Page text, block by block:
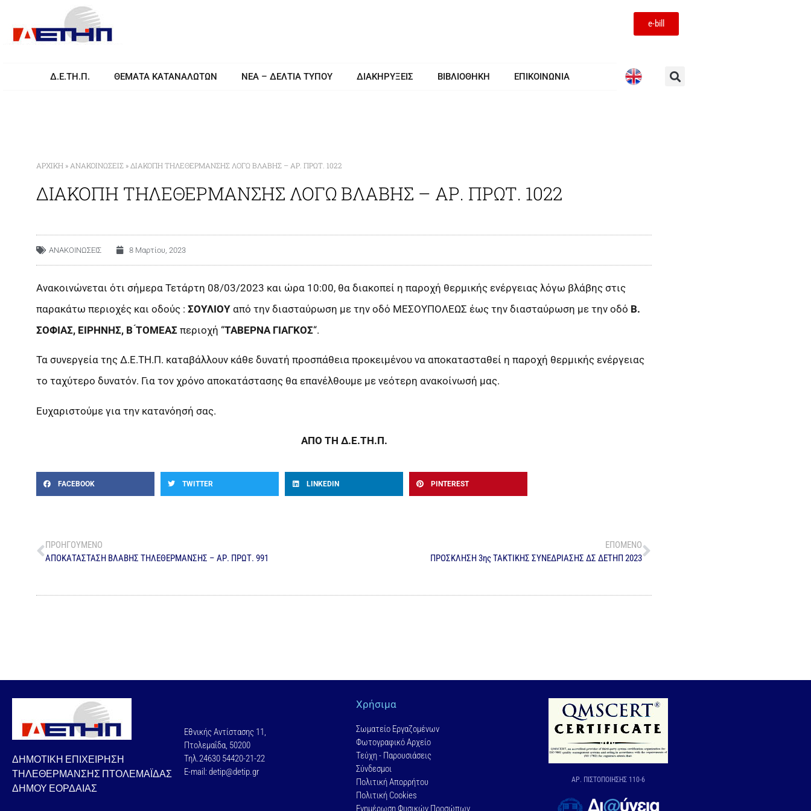
e-bill
Δ.Ε.ΤΗ.Π. ΘΕΜΑΤΑ ΚΑΤΑΝΑΛΩΤΩΝ ΝΕΑ – ΔΕΛΤΙΑ ΤΥΠΟΥ ΔΙΑΚΗΡΥΞΕΙΣ ΒΙΒΛΙΟΘΗΚΗ ΕΠΙΚΟΙΝΩΝΙΑ
ΑΡΧΙΚΉ » ΑΝΑΚΟΙΝΩΣΕΙΣ »ΔΙΑΚΟΠΗ ΤΗΛΕΘΕΡΜΑΝΣΗΣ ΛΟΓΩ ΒΛΑΒΗΣ – ΑΡ. ΠΡΩΤ. 1022
ΔΙΑΚΟΠΗ ΤΗΛΕΘΕΡΜΑΝΣΗΣ ΛΟΓΩ ΒΛΑΒΗΣ – ΑΡ. ΠΡΩΤ. 1022
ΑΝΑΚΟΙΝΩΣΕΙΣ 8 Μαρτίου, 2023
Ανακοινώνεται ότι σήμερα Τετάρτη 08/03/2023 και ώρα 10:00, θα διακοπεί η παροχή θερμικής ενέργειας λόγω βλάβης στις
παρακάτω περιοχές και οδούς : ΣΟΥΛΙΟΥ από την διασταύρωση με την οδό ΜΕΣΟΥΠΟΛΕΩΣ έως την διασταύρωση με την οδό Β.
ΣΟΦΙΑΣ, ΕΙΡΗΝΗΣ, Β ́ΤΟΜΕΑΣ περιοχή “ΤΑΒΕΡΝΑ ΓΙΑΓΚΟΣ“.
Τα συνεργεία της Δ.Ε.ΤΗ.Π. καταβάλλουν κάθε δυνατή προσπάθεια προκειμένου να αποκατασταθεί η παροχή θερμικής ενέργειας
το ταχύτερο δυνατόν. Για τον χρόνο αποκατάστασης θα επανέλθουμε με νεότερη ανακοίνωσή μας.
Ευχαριστούμε για την κατανόησή σας.
ΑΠΟ ΤΗ Δ.Ε.ΤΗ.Π.
FACEBOOK TWITTER LINKEDIN PINTEREST
ΠΡΟΗΓΟΥΜΕΝΟ
ΑΠΟΚΑΤΑΣΤΑΣΗ ΒΛΑΒΗΣ ΤΗΛΕΘΕΡΜΑΝΣΗΣ – ΑΡ. ΠΡΩΤ. 991
ΕΠΟΜΕΝΟ
ΠΡΟΣΚΛΗΣΗ 3ης ΤΑΚΤΙΚΗΣ ΣΥΝΕΔΡΙΑΣΗΣ ΔΣ ΔΕΤΗΠ 2023
ΔΗΜΟΤΙΚΗ ΕΠΙΧΕΙΡΗΣΗ
ΤΗΛΕΘΕΡΜΑΝΣΗΣ ΠΤΟΛΕΜΑΪΔΑΣ
ΔΗΜΟΥ ΕΟΡΔΑΙΑΣ
Εθνικής Αντίστασης 11,
Πτολεμαΐδα, 50200
Τηλ.24630 54420-21-22
E-mail: detip@detip.gr
Χρήσιμα
Σωματείο Εργαζομένων
Φωτογραφικό Αρχείο
Τεύχη - Παρουσιάσεις
Σύνδεσμοι
Πολιτική Απορρήτου
Πολιτική Cookies
ΑΡ. ΠΙΣΤΟΠΟΙΗΣΗΣ 110-6